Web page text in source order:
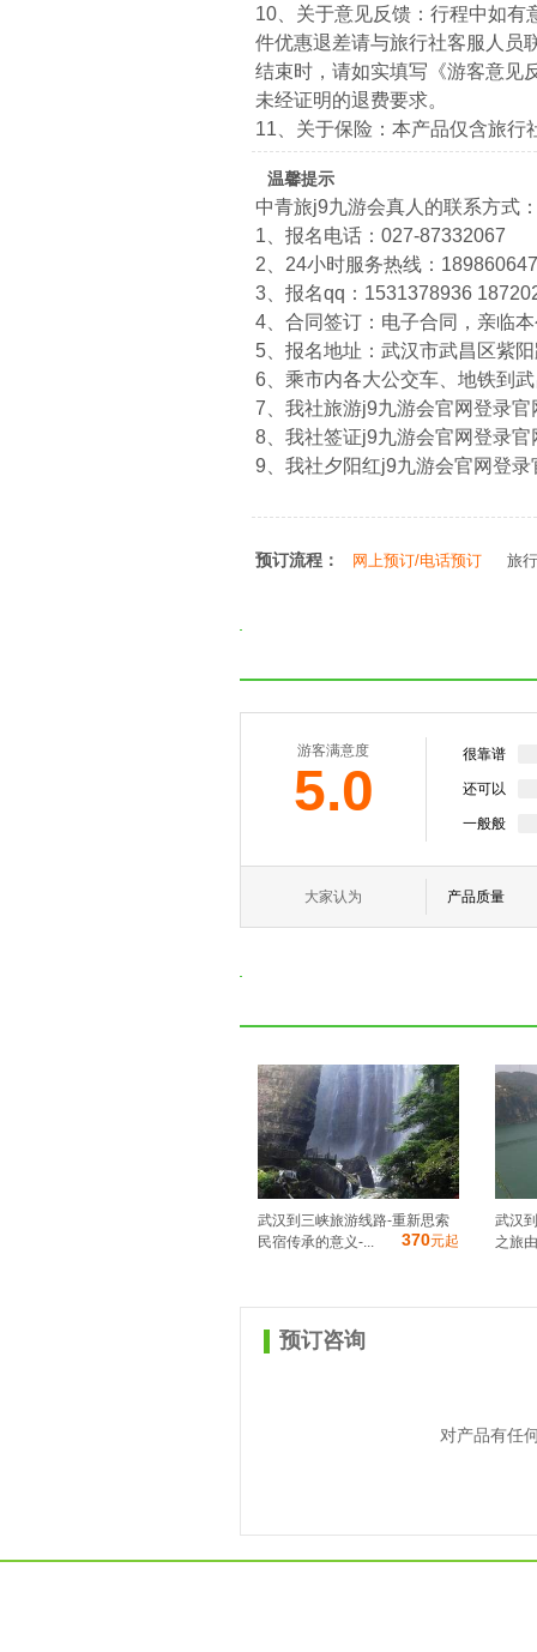
10、关于意见反馈：行程中如有
件优惠退差请与旅行社客服人员
结束时，请如实填写《游客意见
未经证明的退费要求。
11、关于保险：本产品仅含旅行
温馨提示
中青旅j9九游会真人的联系方式
1、报名电话：027-87332067
2、24小时服务热线：
3、报名qq：1531378936
4、合同签订：电子合同，亲临
5、报名地址：武汉市武昌区紫
6、乘市内各大公交车、地铁到
7、我社旅游j9九游会官网登录
8、我社签证j9九游会官网登录
9、我社夕阳红j9九游会官网登
预订流程： 网上预订/电话预订 旅
游客满意度
5.0
很靠谱
还可以
一般般
大家认为 产品质量
武汉到三峡旅游线路-重新思索
民宿传承的意义-...
370元起
武汉
之旅
预订咨询
对产品有任